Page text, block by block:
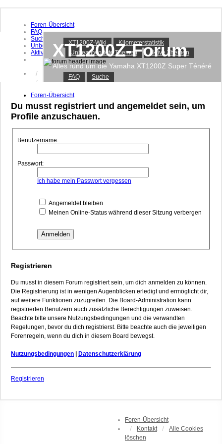
Foren-Übersicht
FAQ
Suche
Unbeantwortete Themen
Aktive Themen
Anmelden
Registrieren
XT1200Z-Wiki
Kilometerstatistik
Unbeantwortete Themen
Aktive Themen
XT1200Z-Forum
Alles rund um die Yamaha XT1200Z Super Ténéré
FAQ Suche
Foren-Übersicht
Du musst registriert und angemeldet sein, um
Profile anzuschauen.
Benutzername:
Passwort:
Ich habe mein Passwort vergessen
Angemeldet bleiben
Meinen Online-Status während dieser Sitzung verbergen
Registrieren
Du musst in diesem Forum registriert sein, um dich anmelden zu können.
Die Registrierung ist in wenigen Augenblicken erledigt und ermöglicht dir,
auf weitere Funktionen zuzugreifen. Die Board-Administration kann
registrierten Benutzern auch zusätzliche Berechtigungen zuweisen.
Beachte bitte unsere Nutzungsbedingungen und die verwandten
Regelungen, bevor du dich registrierst. Bitte beachte auch die jeweiligen
Forenregeln, wenn du dich in diesem Board bewegst.
Nutzungsbedingungen Datenschutzerklärung
Registrieren
Foren-Übersicht
Kontakt
Alle Cookies
löschen